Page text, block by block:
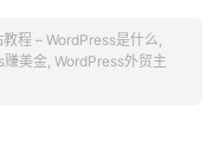
程 – WordPress是什么,
美金, WordPress外贸主